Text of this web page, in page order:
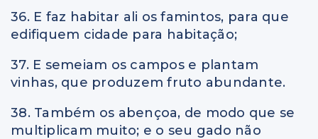
36. E faz habitar ali os famintos, para que
edifiquem cidade para habitação;
37. E semeiam os campos e plantam
vinhas, que produzem fruto abundante.
38. Também os abençoa, de modo que se
multiplicam muito; e o seu gado não